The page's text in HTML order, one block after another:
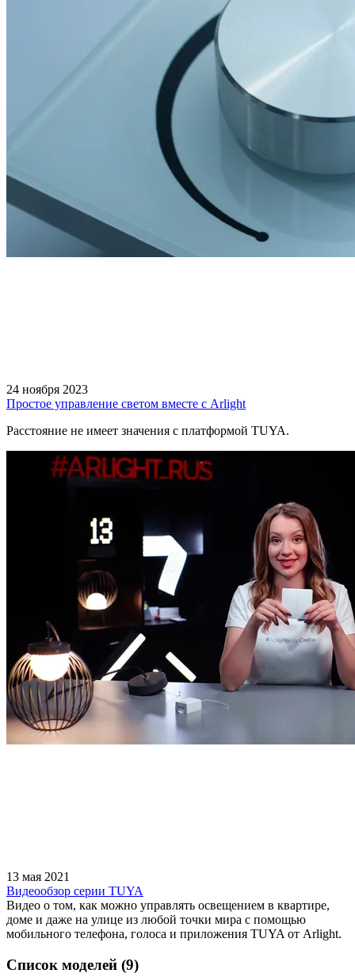
24 ноября 2023
Простое управление светом вместе с Arlight
Расстояние не имеет значения с платформой TUYA.
13 мая 2021
Видеообзор серии TUYA
Видео о том, как можно управлять освещением в квартире,
доме и даже на улице из любой точки мира с помощью
мобильного телефона, голоса и приложения TUYA от Arlight.
Список моделей (9)